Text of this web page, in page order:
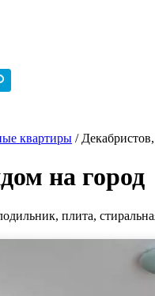
квартиры /
на город
плита,